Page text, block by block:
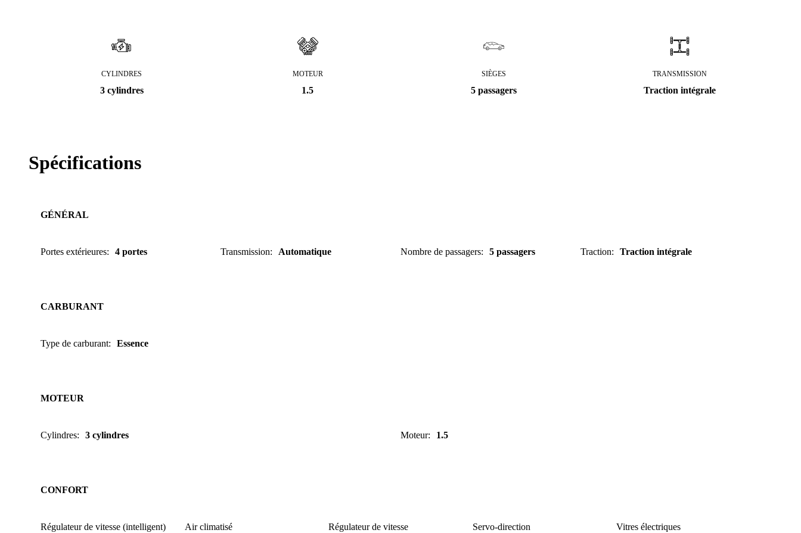
CYLINDRES
3 cylindres
MOTEUR
1.5
SIÈGES
5 passagers
TRANSMISSION
Traction intégrale
Spécifications
GÉNÉRAL
Portes extérieures: 4 portes Transmission: Automatique Nombre de passagers: 5 passagers Traction: Traction intégrale
CARBURANT
Type de carburant: Essence
MOTEUR
Cylindres: 3 cylindres Moteur: 1.5
CONFORT
Régulateur de vitesse (intelligent) Air climatisé Régulateur de vitesse Servo-direction
Vitres électriques